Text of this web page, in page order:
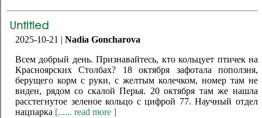
Untitled
2025-10-21 | Nadia Goncharova
Всем добрый день. Признавайтесь, кто кольцует птичек на
Красноярских Столбах? 18 октября зафотала поползня,
берущего корм с руки, с желтым колечком, номер там не
виден, рядом со скалой Перья. 20 октября там же нашла
расстегнутое зеленое кольцо с цифрой 77. Научный отдел
нацпарка [...... read more ]